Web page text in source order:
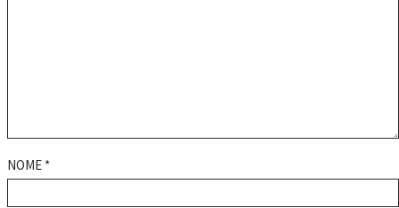
NOME *